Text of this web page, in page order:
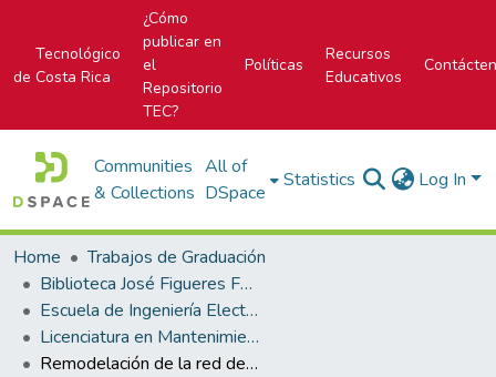
Tecnológico
de Costa Rica
¿Cómo
publicar en
el
Repositorio
TEC?
Políticas
Recursos
Educativos
Communities
& Collections
All of
DSpace
Statistics Log In
Home
Trabajos de Graduación
Biblioteca José Figueres Ferrer
Escuela de Ingeniería Electromecánica
Licenciatura en Mantenimiento Industrial
Remodelación de la red de distribución eléctrica de media tensión para el servicio de urgencias del Hospital Dr. Fernando Escalante Pradilla